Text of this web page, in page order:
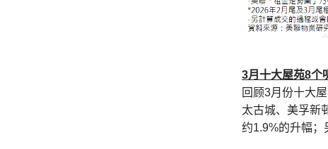
3月十大屋苑8个
回顾3月份十大
太古城、美孚新
约1.9%的升幅；